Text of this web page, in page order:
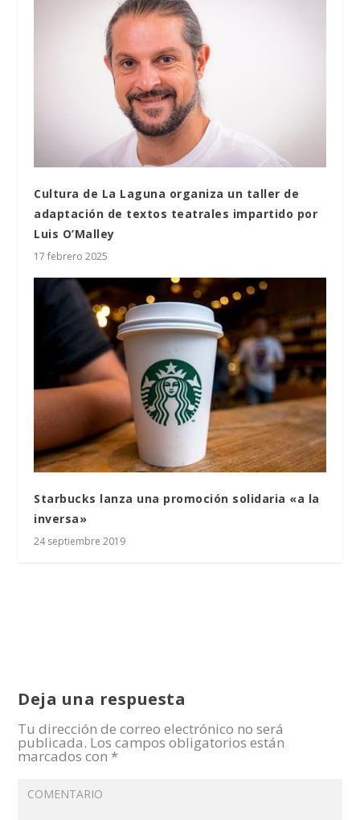
Cultura de La Laguna organiza un taller de
adaptación de textos teatrales impartido por
Luis O’Malley
17 febrero 2025
Starbucks lanza una promoción solidaria «a la
inversa»
24 septiembre 2019
Deja una respuesta
Tu dirección de correo electrónico no será
publicada. Los campos obligatorios están
marcados con *